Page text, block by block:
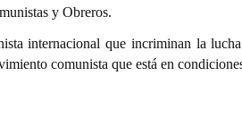
y Obreros.
internacional que incriminan la
comunista que está en